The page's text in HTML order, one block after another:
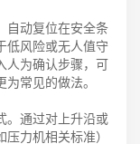
自动复位在安全条
低风险或无人值守
人为确认步骤，可
常见的做法。
。通过对上升沿或
力机相关标准）